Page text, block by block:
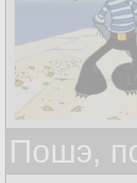
Пошэ,